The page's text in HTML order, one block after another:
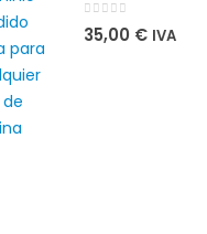
0 out of 5
35,00 € IVA